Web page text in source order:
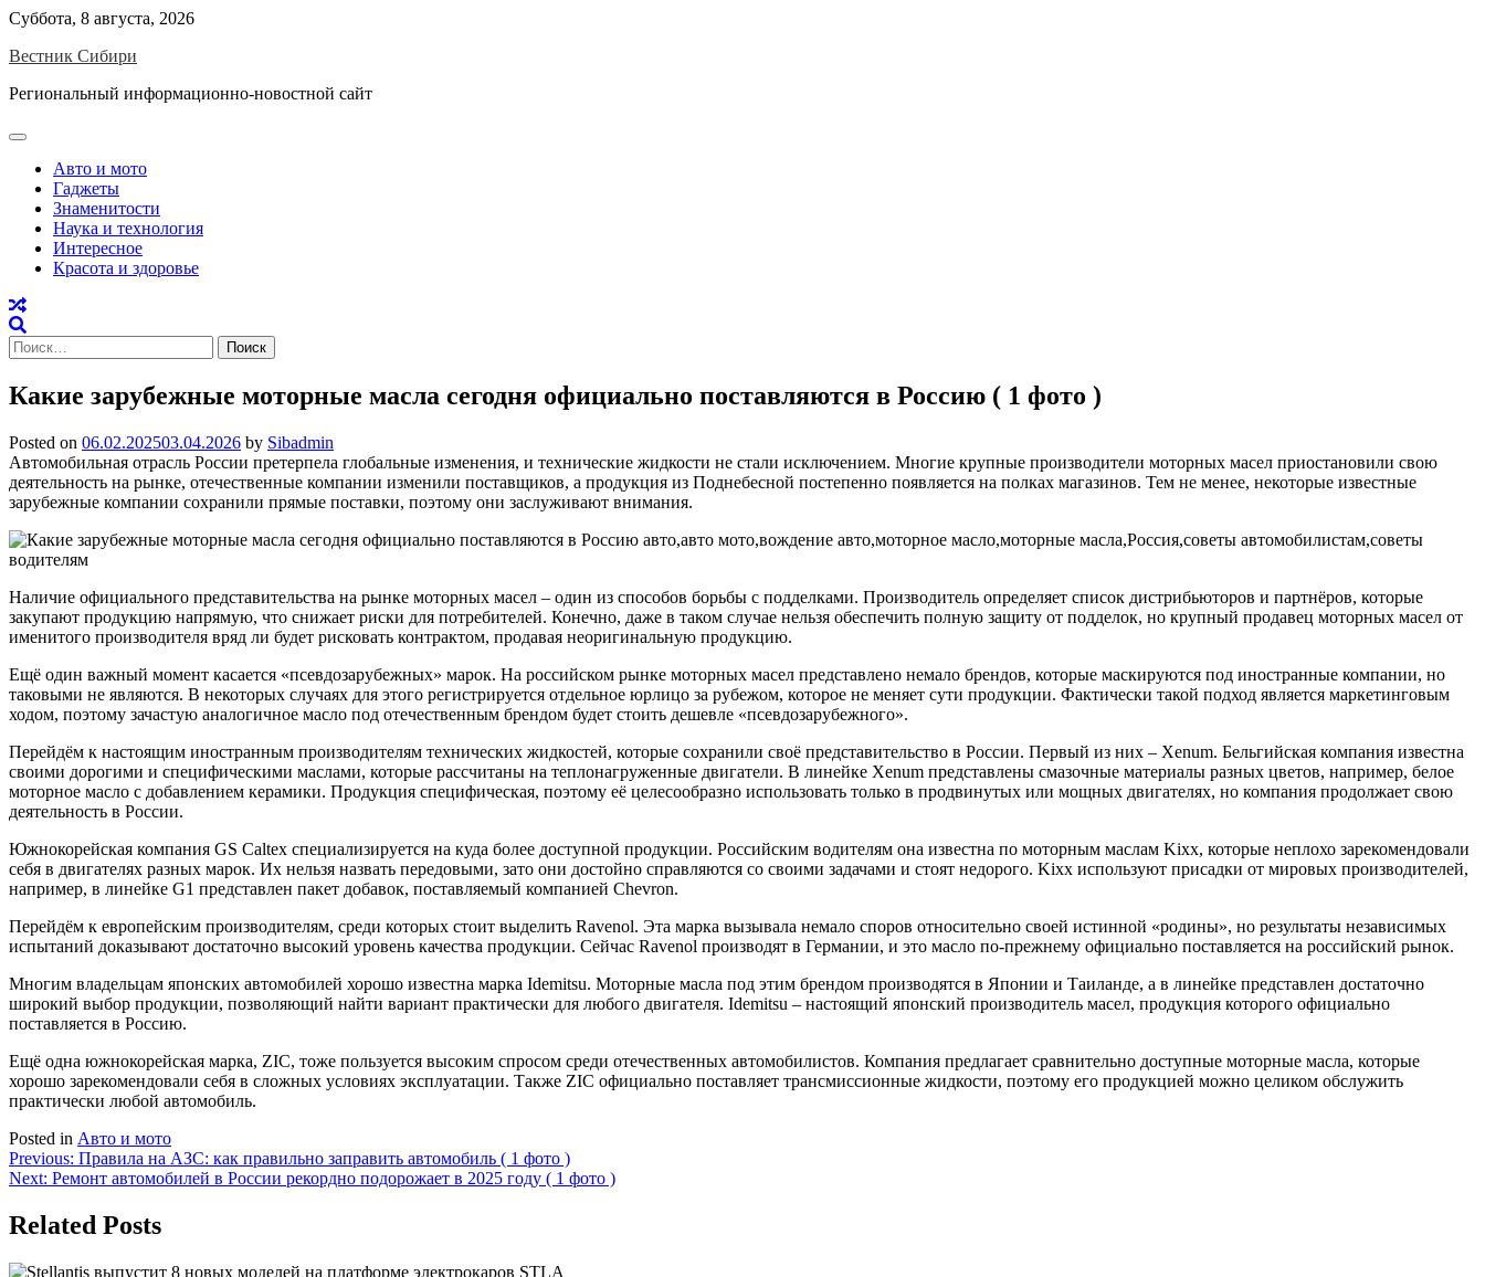
Skip
content
Суббота, 8 августа, 2026
Вестник Сибири
Региональный информационно-новостной сайт
Авто и мото
Гаджеты
Знаменитости
Наука и технология
Интересное
Красота и здоровье
Найти:
Какие зарубежные моторные масла сегодня официально поставляются в Россию ( 1 фото )
Posted on 06.02.202503.04.2026 by Sibadmin
Автомобильная отрасль России претерпела глобальные изменения, и технические жидкости не стали исключением. Многие крупные производители моторных масел приостановили свою
деятельность на рынке, отечественные компании изменили поставщиков, а продукция из Поднебесной постепенно появляется на полках магазинов. Тем не менее, некоторые известные
зарубежные компании сохранили прямые поставки, поэтому они заслуживают внимания.
Наличие официального представительства на рынке моторных масел – один из способов борьбы с подделками. Производитель определяет список дистрибьюторов и партнёров, которые
закупают продукцию напрямую, что снижает риски для потребителей. Конечно, даже в таком случае нельзя обеспечить полную защиту от подделок, но крупный продавец моторных масел от
именитого производителя вряд ли будет рисковать контрактом, продавая неоригинальную продукцию.
Ещё один важный момент касается «псевдозарубежных» марок. На российском рынке моторных масел представлено немало брендов, которые маскируются под иностранные компании, но
таковыми не являются. В некоторых случаях для этого регистрируется отдельное юрлицо за рубежом, которое не меняет сути продукции. Фактически такой подход является маркетинговым
ходом, поэтому зачастую аналогичное масло под отечественным брендом будет стоить дешевле «псевдозарубежного».
Перейдём к настоящим иностранным производителям технических жидкостей, которые сохранили своё представительство в России. Первый из них – Xenum. Бельгийская компания известна
своими дорогими и специфическими маслами, которые рассчитаны на теплонагруженные двигатели. В линейке Xenum представлены смазочные материалы разных цветов, например, белое
моторное масло с добавлением керамики. Продукция специфическая, поэтому её целесообразно использовать только в продвинутых или мощных двигателях, но компания продолжает свою
деятельность в России.
Южнокорейская компания GS Caltex специализируется на куда более доступной продукции. Российским водителям она известна по моторным маслам Kixx, которые неплохо зарекомендовали
себя в двигателях разных марок. Их нельзя назвать передовыми, зато они достойно справляются со своими задачами и стоят недорого. Kixx используют присадки от мировых производителей,
например, в линейке G1 представлен пакет добавок, поставляемый компанией Chevron.
Перейдём к европейским производителям, среди которых стоит выделить Ravenol. Эта марка вызывала немало споров относительно своей истинной «родины», но результаты независимых
испытаний доказывают достаточно высокий уровень качества продукции. Сейчас Ravenol производят в Германии, и это масло по-прежнему официально поставляется на российский рынок.
Многим владельцам японских автомобилей хорошо известна марка Idemitsu. Моторные масла под этим брендом производятся в Японии и Таиланде, а в линейке представлен достаточно
широкий выбор продукции, позволяющий найти вариант практически для любого двигателя. Idemitsu – настоящий японский производитель масел, продукция которого официально
поставляется в Россию.
Ещё одна южнокорейская марка, ZIC, тоже пользуется высоким спросом среди отечественных автомобилистов. Компания предлагает сравнительно доступные моторные масла, которые
хорошо зарекомендовали себя в сложных условиях эксплуатации. Также ZIC официально поставляет трансмиссионные жидкости, поэтому его продукцией можно целиком обслужить
практически любой автомобиль.
Posted in Авто и мото
Навигация
по
записям
Previous: Правила на АЗС: как правильно заправить автомобиль ( 1 фото )
Next: Ремонт автомобилей в России рекордно подорожает в 2025 году ( 1 фото )
Related Posts